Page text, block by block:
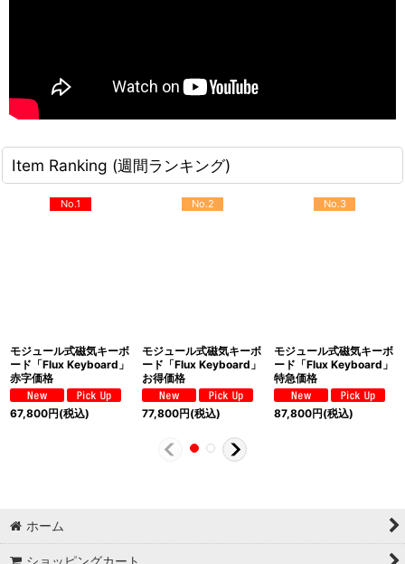
Item Ranking (週間ランキング)
No.1
モジュール式磁気キーボ
ード「Flux Keyboard」
赤字価格
67,800円(税込)
No.2
モジュール式磁気キーボ
ード「Flux Keyboard」
お得価格
77,800円(税込)
No.3
モジュール式磁気キーボ
ード「Flux Keyboard」
特急価格
87,800円(税込)
ホーム
ショッピングカート